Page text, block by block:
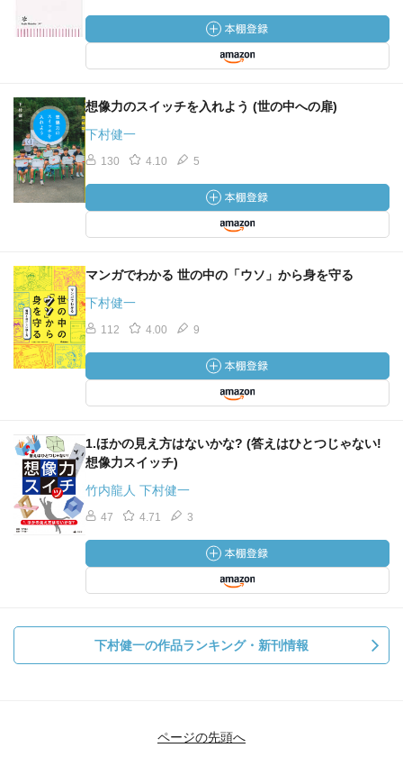
想像力のスイッチを入れよう (世の中への扉)
下村健一
130 4.10 5
マンガでわかる 世の中の「ウソ」から身を守る
下村健一
112 4.00 9
1.ほかの見え方はないかな? (答えはひとつじゃない!
想像力スイッチ)
竹内龍人 下村健一
47 4.71 3
下村健一の作品ランキング・新刊情報
ページの先頭へ